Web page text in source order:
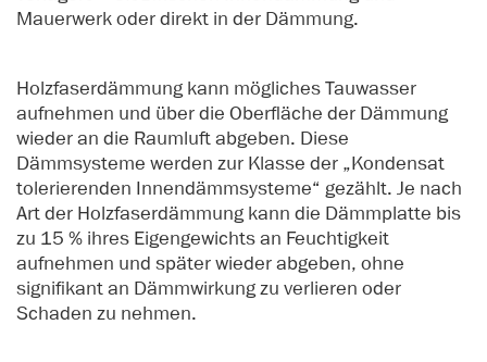
Mauerwerk oder direkt in der Dämmung.
Holzfaserdämmung kann mögliches Tauwasser
aufnehmen und über die Oberfläche der Dämmung
wieder an die Raumluft abgeben. Diese
Dämmsysteme werden zur Klasse der „Kondensat
tolerierenden Innendämmsysteme“ gezählt. Je nach
Art der Holzfaserdämmung kann die Dämmplatte bis
zu 15 % ihres Eigengewichts an Feuchtigkeit
aufnehmen und später wieder abgeben, ohne
signifikant an Dämmwirkung zu verlieren oder
Schaden zu nehmen.